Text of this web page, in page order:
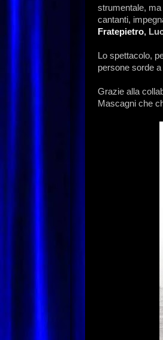
strumentale,
cantanti,
Fratepietro,
Lo spettacolo,
persone sorde
Grazie alla
Mascagni che